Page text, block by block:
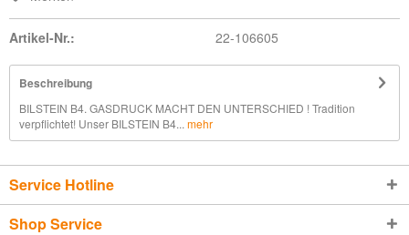
Artikel-Nr.: 22-106605
Beschreibung
BILSTEIN B4. GASDRUCK MACHT DEN UNTERSCHIED ! Tradition
verpflichtet! Unser BILSTEIN B4... mehr
Service Hotline
Shop Service